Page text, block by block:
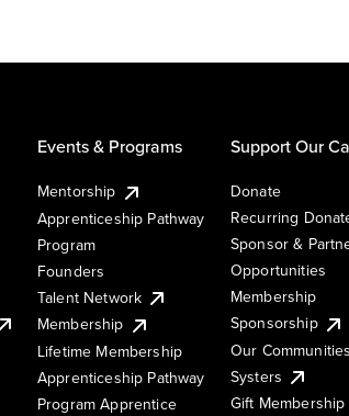
Events & Programs
Mentorship
Apprenticeship Pathway
Program
Founders
Talent Network
Membership
Lifetime Membership
Apprenticeship Pathway
Program Apprentice
Support Our
Donate
Recurring
Sponsor &
Opportunities
Membership
Sponsorship
Our Communities
Systers
Gift Membership